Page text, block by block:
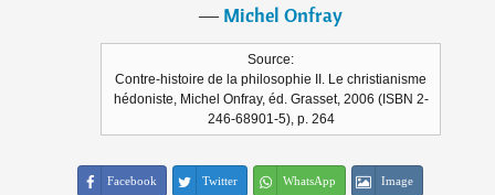
―Michel Onfray
Source:
Contre-histoire de la philosophie II. Le christianisme
hédoniste, Michel Onfray, éd. Grasset, 2006 (ISBN 2-
246-68901-5), p. 264
Facebook Twitter WhatsApp Image